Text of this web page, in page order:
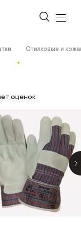
Спилковые и
оценок